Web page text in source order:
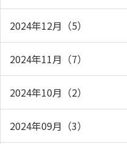
2024年12月（5）
2024年11月（7）
2024年10月（2）
2024年09月（3）